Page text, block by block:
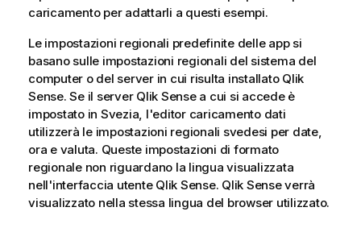
caricamento per adattarli a questi esempi.
Le impostazioni regionali predefinite delle app si
basano sulle impostazioni regionali del sistema del
computer o del server in cui risulta installato Qlik
Sense. Se il server Qlik Sensea cui si accede è
impostato in Svezia, l'editor caricamento dati
utilizzerà le impostazioni regionali svedesi per date,
ora e valuta. Queste impostazioni di formato
regionale non riguardano la lingua visualizzata
nell'interfaccia utente Qlik Sense. Qlik Senseverrà
visualizzato nella stessa lingua del browser utilizzato.